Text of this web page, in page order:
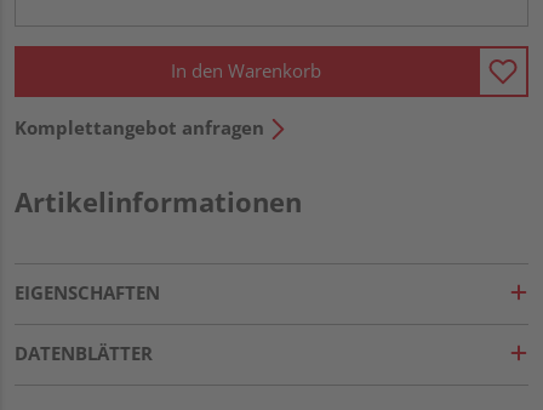
In den Warenkorb
Komplettangebot anfragen
Artikelinformationen
EIGENSCHAFTEN
DATENBLÄTTER